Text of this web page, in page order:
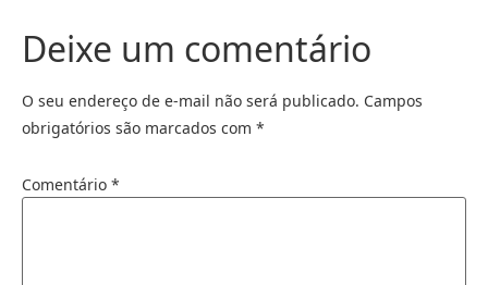
Deixe um comentário
O seu endereço de e-mail não será publicado. Campos
obrigatórios são marcados com *
Comentário *